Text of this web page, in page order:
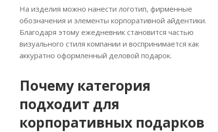
На изделия можно нанести логотип, фирменные
обозначения и элементы корпоративной айдентики.
Благодаря этому ежедневник становится частью
визуального стиля компании и воспринимается как
аккуратно оформленный деловой подарок.
Почему категория
подходит для
корпоративных подарков